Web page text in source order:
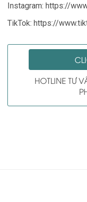
Instagram: https://
TikTok: https://
HOTLINE TƯ